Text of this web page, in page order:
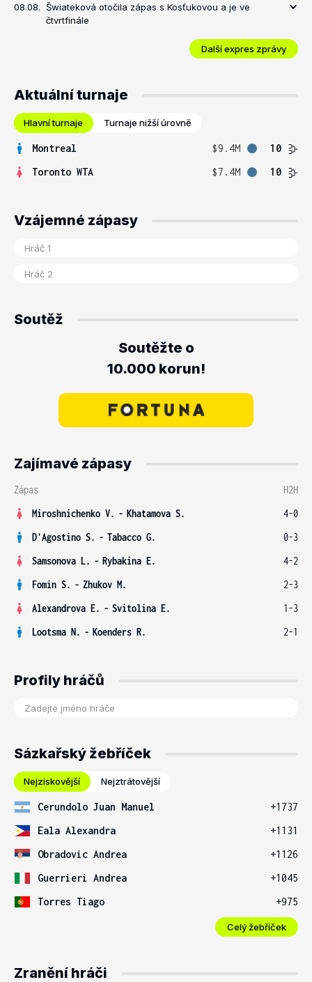
08.08. Šwiateková otočila zápas s Kosťukovou a je ve
čtvrtfinále
Další expres zprávy
Aktuální turnaje
Hlavní turnaje Turnaje nižší úrovně
Montreal $9.4M
10
Toronto WTA
$7.4M 10
Vzájemné zápasy
Soutěž
Soutěžte o
10.000 korun!
Zajímavé zápasy
Zápas
H2H
Miroshnichenko V. - Khatamova S.
4-0
D'Agostino S. - Tabacco G.
0-3
Samsonova L. - Rybakina E.
4-2
Fomin S. - Zhukov M.
2-3
Alexandrova E. - Svitolina E.
1-3
Lootsma N. - Koenders R. 2-1
Profily hráčů
Sázkařský žebříček
Nejziskovější Nejztrátovější
Cerundolo Juan Manuel
+1737
Eala Alexandra
+1131
Obradovic Andrea
+1126
Guerrieri Andrea
+1045
Torres Tiago
+975
Celý žebříček
Zranění hráči